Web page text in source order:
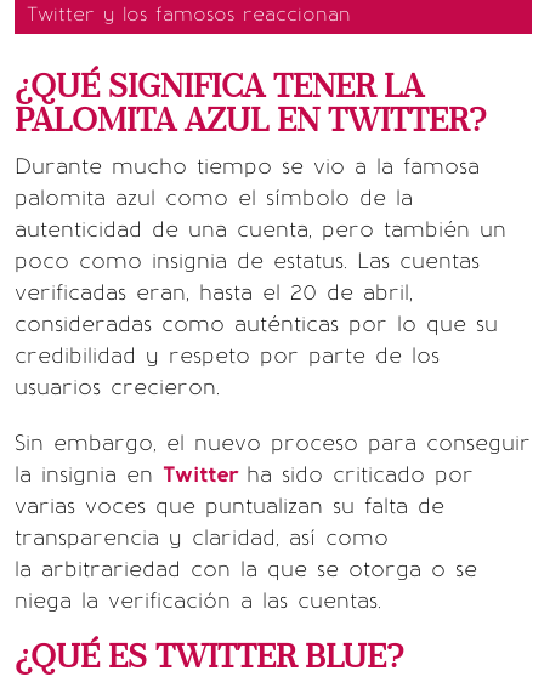
Twitter y los famosos reaccionan
¿QUÉ SIGNIFICA TENER LA
PALOMITA AZUL EN TWITTER?
Durante mucho tiempo se vio a la famosa
palomita azul como el símbolo de la
autenticidad de una cuenta, pero también un
poco como insignia de estatus. Las cuentas
verificadas eran, hasta el 20 de abril,
consideradas como auténticas por lo que su
credibilidad y respeto por parte de los
usuarios crecieron.
Sin embargo, el nuevo proceso para conseguir
la insignia en Twitter ha sido criticado por
varias voces que puntualizan su falta de
transparencia y claridad, así como
la arbitrariedad con la que se otorga o se
niega la verificación a las cuentas.
¿QUÉ ES TWITTER BLUE?